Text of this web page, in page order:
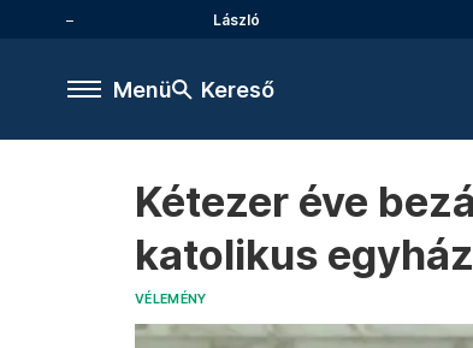
László
Menü Kereső
Kétezer éve
katolikus
VÉLEMÉNY